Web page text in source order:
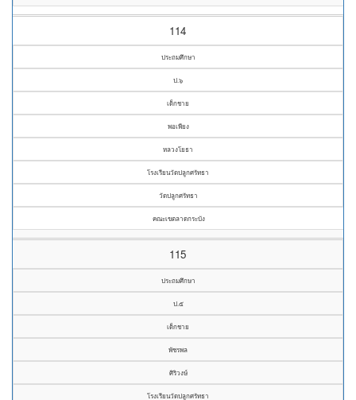
114
ประถมศึกษา
ป.๖
เด็กชาย
พอเพียง
หลวงโยธา
โรงเรียนวัดปลูกศรัทธา
วัดปลูกศรัทธา
คณะเขตลาดกระบัง
115
ประถมศึกษา
ป.๕
เด็กชาย
พัชรพล
ศิริวงษ์
โรงเรียนวัดปลูกศรัทธา